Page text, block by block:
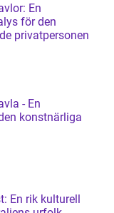
En
för den
privatpersonen
- En
konstnärliga
En rik kulturell